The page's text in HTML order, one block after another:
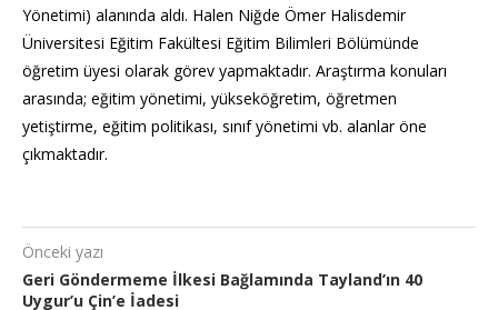
Yönetimi) alanında aldı. Halen Niğde Ömer Halisdemir
Üniversitesi Eğitim Fakültesi Eğitim Bilimleri Bölümünde
öğretim üyesi olarak görev yapmaktadır. Araştırma konuları
arasında; eğitim yönetimi, yükseköğretim, öğretmen
yetiştirme, eğitim politikası, sınıf yönetimi vb. alanlar öne
çıkmaktadır.
Önceki yazı
Geri Göndermeme İlkesi Bağlamında Tayland’ın 40
Uygur’u Çin’e İadesi